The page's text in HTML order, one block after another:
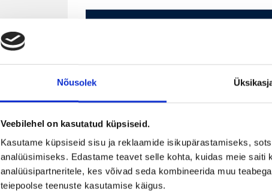
Nõusolek
Veebilehel on kasutatud küpsiseid.
Kasutame küpsiseid sisu ja reklaamide isikupärastamiseks,
analüüsimiseks. Edastame teavet selle kohta, kuidas meie
analüüsipartneritele, kes võivad seda kombineerida muu
teiepoolse teenuste kasutamise käigus.
Energiasäästliku katuse soojustamise
Pikaajaline koormustaluvusega;
Materjali väike kaal;
Paigaldamise lihtsusega;